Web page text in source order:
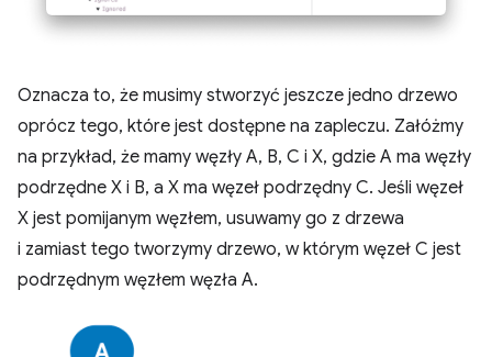
Oznacza to, że musimy stworzyć jeszcze jedno drzewo
oprócz tego, które jest dostępne na zapleczu. Załóżmy
na przykład, że mamy węzły A, B, C i X, gdzie A ma węzły
podrzędne X i B, a X ma węzeł podrzędny C. Jeśli węzeł
X jest pomijanym węzłem, usuwamy go z drzewa
i zamiast tego tworzymy drzewo, w którym węzeł C jest
podrzędnym węzłem węzła A.